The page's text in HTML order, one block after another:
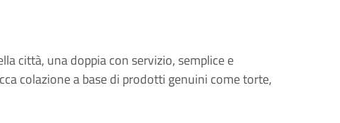
città, una doppia con servizio, semplice e
colazione a base di prodotti genuini come torte,